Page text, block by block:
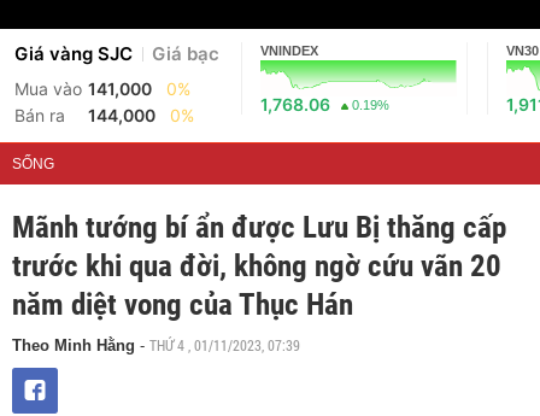
Giá vàng SJC Giá bạc
Mua vào 141,000
0%
Bán ra
144,000 0%
VNINDEX
1,768.06 0.19%
VN30
SỐNG
Mãnh tướng bí ẩn được Lưu Bị thăng cấp
trước khi qua đời, không ngờ cứu vãn 20
năm diệt vong của Thục Hán
Theo Minh Hằng - THỨ 4 , 01/11/2023, 07:39